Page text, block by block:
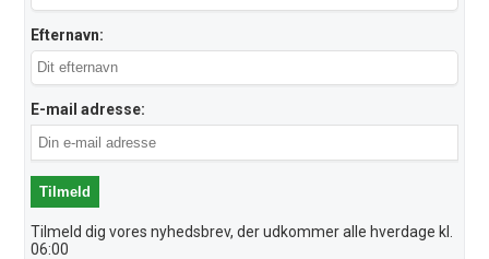
Efternavn:
E-mail adresse:
Tilmeld dig vores nyhedsbrev, der udkommer alle hverdage kl.
06:00